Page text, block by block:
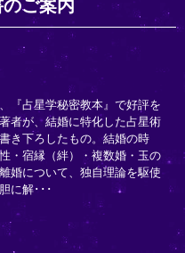
ご案内
『占星学秘密教本』で好評を
者が、結婚に特化した占星術
き下ろしたもの。結婚の時
・宿縁（絆）・複数婚・玉の
婚について、独自理論を駆使
に解･･･